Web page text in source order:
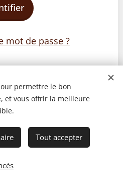
mot de passe ?
Luc. Tous droits réservés.
permettre le bon
et vous offrir la meilleure
Tout accepter